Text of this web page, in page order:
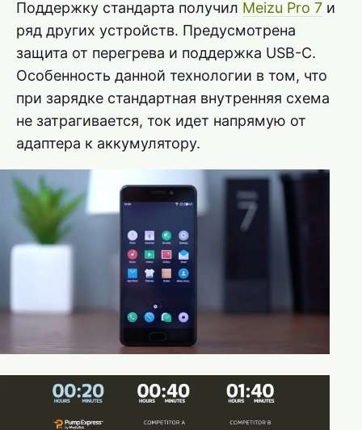
Поддержку стандарта получил Meizu Pro 7 и
ряд других устройств. Предусмотрена
защита от перегрева и поддержка USB-C.
Особенность данной технологии в том, что
при зарядке стандартная внутренняя схема
не затрагивается, ток идет напрямую от
адаптера к аккумулятору.